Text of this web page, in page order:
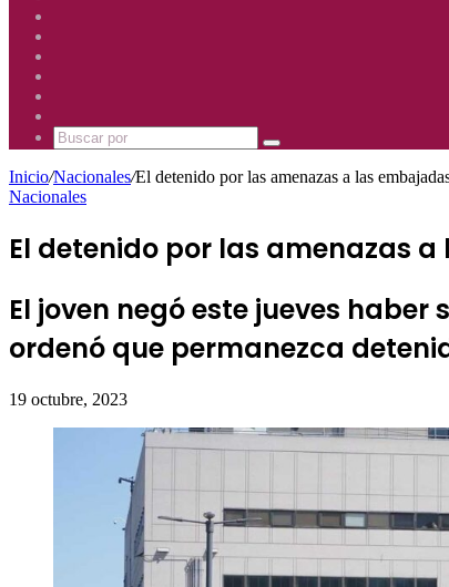
Mhz
885
Mhz
Uno
885
Mhz
Buscar
Inicio/Nacionales/El detenido por las amenazas a las
Nacionales
El detenido por las amenazas
El joven negó este jueves
ordenó que permanezca
19 octubre, 2023